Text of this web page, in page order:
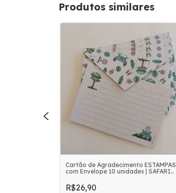
Produtos similares
Cartão de Agradecimento ESTAMPAS
com Envelope 10 unidades | SAFARI
R$26,90